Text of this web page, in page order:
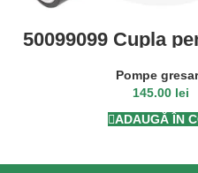
50099099 Cupla
Pompe
145.00 lei
ADAUGĂ ÎN